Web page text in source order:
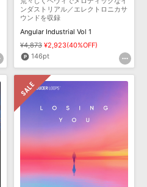
ンダストリアル／エレクトロニカサ
ウンドを収録
Angular Industrial Vol 1
¥4,873 ¥2,923(40%OFF)
146pt